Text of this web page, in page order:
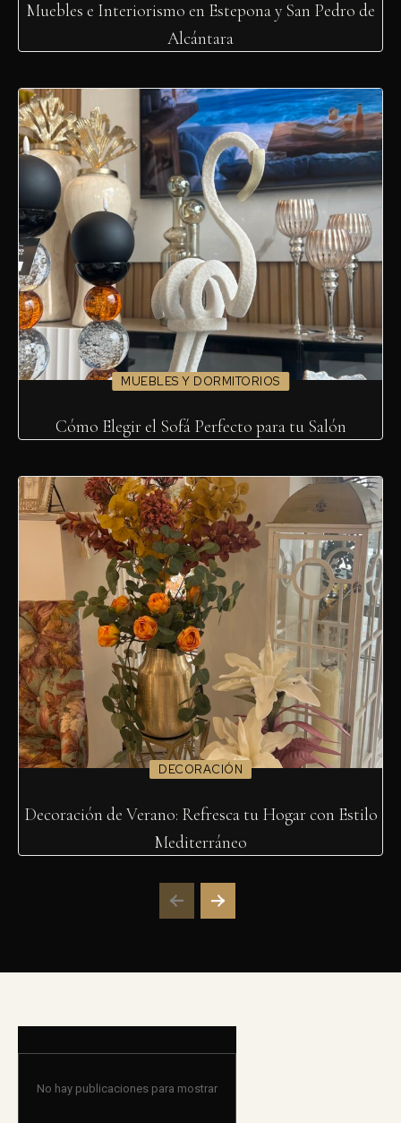
Muebles e Interiorismo en Estepona y San Pedro de
Alcántara
MUEBLES Y DORMITORIOS
Cómo Elegir el Sofá Perfecto para tu Salón
DECORACIÓN
Decoración de Verano: Refresca tu Hogar con Estilo
Mediterráneo
No hay publicaciones para mostrar